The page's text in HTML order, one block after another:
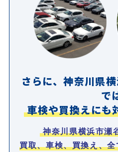
さらに、神奈川県
で
車検や買換えにも
神奈川県横浜市瀬
買取、車検、買換え、